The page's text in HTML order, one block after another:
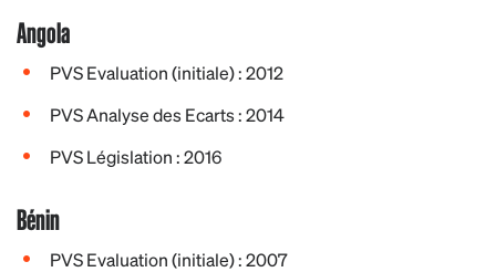
Angola
PVS Evaluation (initiale) : 2012
PVS Analyse des Ecarts : 2014
PVS Législation : 2016
Bénin
PVS Evaluation (initiale) : 2007